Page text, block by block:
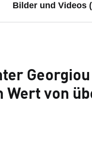
Bilder und Videos
Georgiou
von